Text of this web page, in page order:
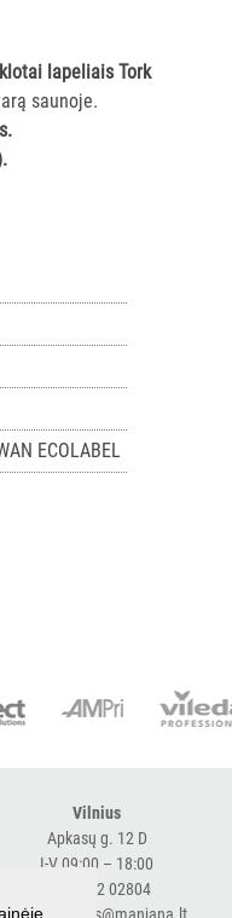
lapeliais Tork
saunoje.
ECOLABEL
Vilnius
Apkasų g. 12 D
I-V 09:00 – 18:00
+370 682 02804